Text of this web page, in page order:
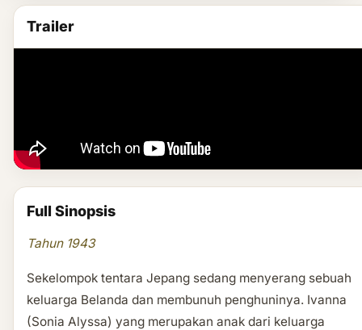
Trailer
Full Sinopsis
Tahun 1943
Sekelompok tentara Jepang sedang menyerang sebuah
keluarga Belanda dan membunuh penghuninya. Ivanna
(Sonia Alyssa) yang merupakan anak dari keluarga